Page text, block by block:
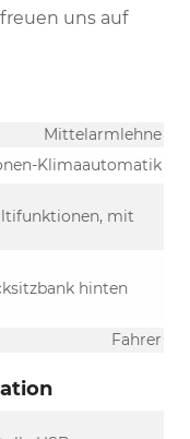
uns auf
Mittelarmlehne
Klimaautomatik
mit
hinten
Fahrer